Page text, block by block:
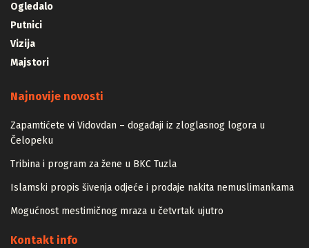
Ogledalo
Putnici
Vizija
Majstori
Najnovije novosti
Zapamtićete vi Vidovdan – događaji iz zloglasnog logora u
Čelopeku
Tribina i program za žene u BKC Tuzla
Islamski propis šivenja odjeće i prodaje nakita nemuslimankama
Mogućnost mestimičnog mraza u četvrtak ujutro
Kontakt info